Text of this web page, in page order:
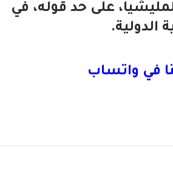
على حد قوله، في
الدولية.
في واتساب